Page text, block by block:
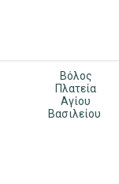
Βόλος
Πλατεία
Αγίου
Βασιλείου